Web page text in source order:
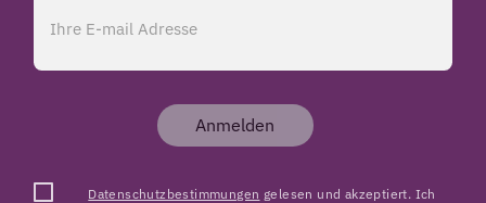
Anmelden
Datenschutzbestimmungen gelesen und akzeptiert. Ich